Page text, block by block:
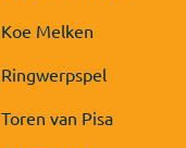
Koe Melken
Ringwerpspel
Toren van Pisa